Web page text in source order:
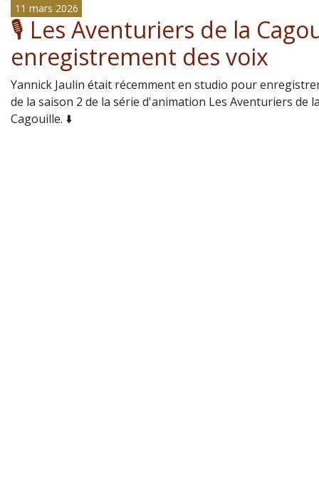
11 mars 2026
🎙️ Les Aventuriers de la
enregistrement des voix
Yannick Jaulin était récemment en studio pour
de la saison 2 de la série d'animation Les Aventuriers de
Cagouille. ⬇️